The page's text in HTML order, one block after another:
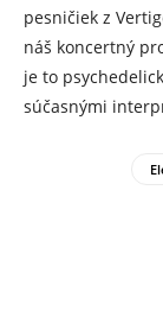
pesničiek z
náš koncertný
je to
súčasnými